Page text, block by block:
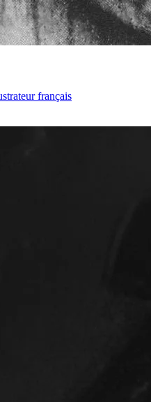
français